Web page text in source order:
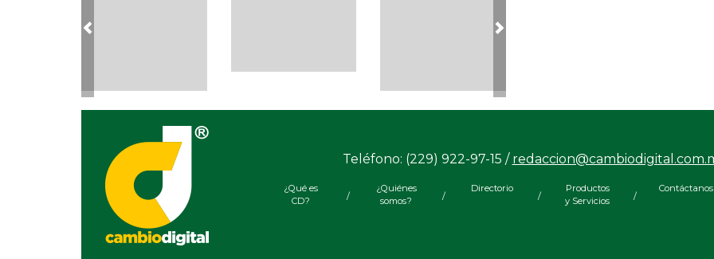
Previous Next
Teléfono: (229) 922-97-15 /
¿Qué es
CD?
/
¿Quiénes
somos?
/
Directorio
/
Productos
y Servicios
/
Contáctanos